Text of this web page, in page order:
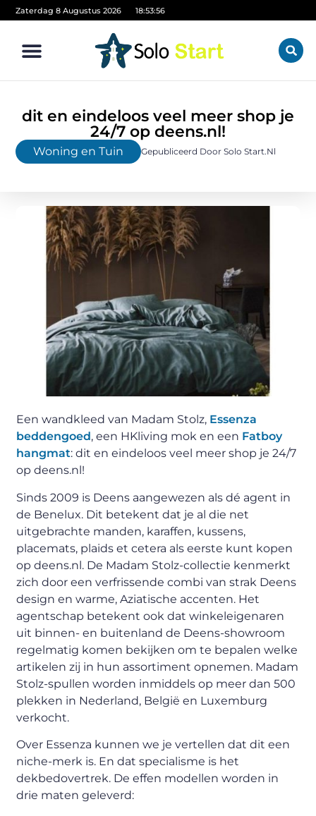
Zaterdag 8 Augustus 2026 18:53:57
dit en eindeloos veel meer shop je
24/7 op deens.nl!
Woning en Tuin Gepubliceerd Door Solo Start.nl
Een wandkleed van Madam Stolz, Essenza
beddengoed, een HKliving mok en een Fatboy
hangmat: dit en eindeloos veel meer shop je 24/7
op deens.nl!
Sinds 2009 is Deens aangewezen als dé agent in
de Benelux. Dit betekent dat je al die net
uitgebrachte manden, karaffen, kussens,
placemats, plaids et cetera als eerste kunt kopen
op deens.nl. De Madam Stolz-collectie kenmerkt
zich door een verfrissende combi van strak Deens
design en warme, Aziatische accenten. Het
agentschap betekent ook dat winkeleigenaren
uit binnen- en buitenland de Deens-showroom
regelmatig komen bekijken om te bepalen welke
artikelen zij in hun assortiment opnemen. Madam
Stolz-spullen worden inmiddels op meer dan 500
plekken in Nederland, België en Luxemburg
verkocht.
Over Essenza kunnen we je vertellen dat dit een
niche-merk is. En dat specialisme is het
dekbedovertrek. De effen modellen worden in
drie maten geleverd: